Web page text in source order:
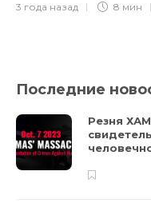
3 года назад 8 мин
Последние
Резня